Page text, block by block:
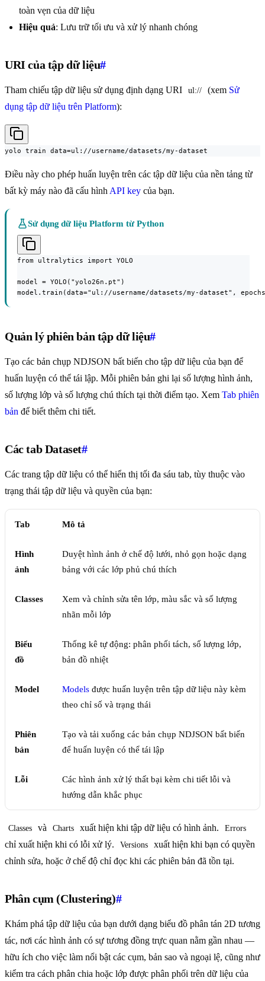
toàn vẹn của dữ liệu
Hiệu quả: Lưu trữ tối ưu và xử lý nhanh chóng
URI của tập dữ liệu#
Tham chiếu tập dữ liệu sử dụng định dạng URI ul:// (xem Sử
dụng tập dữ liệu trên Platform):
yolo train data=ul://username/datasets/my-dataset
Điều này cho phép huấn luyện trên các tập dữ liệu của nền tảng từ
bất kỳ máy nào đã cấu hình API key của bạn.
Sử dụng dữ liệu Platform từ Python
from ultralytics import YOLO
model = YOLO("yolo26n.pt")
model.train(data="ul://username/datasets/my-dataset",
Quản lý phiên bản tập dữ liệu#
Tạo các bản chụp NDJSON bất biến cho tập dữ liệu của bạn để
huấn luyện có thể tái lập. Mỗi phiên bản ghi lại số lượng hình ảnh,
số lượng lớp và số lượng chú thích tại thời điểm tạo. Xem Tab phiên
bản để biết thêm chi tiết.
Các tab Dataset#
Các trang tập dữ liệu có thể hiển thị tối đa sáu tab, tùy thuộc vào
trạng thái tập dữ liệu và quyền của bạn:
Tab Mô tả
Hình
ảnh
Duyệt hình ảnh ở chế độ lưới, nhỏ gọn hoặc dạng
bảng với các lớp phủ chú thích
Classes
Xem và chỉnh sửa tên lớp, màu sắc và số lượng
nhãn mỗi lớp
Biểu
đồ
Thống kê tự động: phân phối tách, số lượng lớp,
bản đồ nhiệt
Model Models được huấn luyện trên tập dữ liệu này kèm
theo chỉ số và trạng thái
Phiên
bản
Tạo và tải xuống các bản chụp NDJSON bất biến
để huấn luyện có thể tái lập
Lỗi
Các hình ảnh xử lý thất bại kèm chi tiết lỗi và
hướng dẫn khắc phục
Classes và Charts xuất hiện khi tập dữ liệu có hình ảnh. Errors
chỉ xuất hiện khi có lỗi xử lý. Versions
xuất hiện khi bạn có quyền
chỉnh sửa, hoặc ở chế độ chỉ đọc khi các phiên bản đã tồn tại.
Phân cụm (Clustering)#
Khám phá tập dữ liệu của bạn dưới dạng biểu đồ phân tán 2D tương
tác, nơi các hình ảnh có sự tương đồng trực quan nằm gần nhau —
hữu ích cho việc làm nổi bật các cụm, bản sao và ngoại lệ, cũng như
kiểm tra cách phân chia hoặc lớp được phân phối trên dữ liệu của